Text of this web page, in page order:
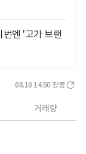
엔 '고가 브랜
08.10 14:50 장중
거래량